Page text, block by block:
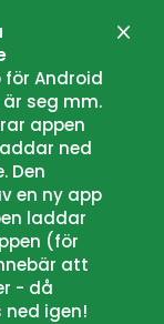
Android
seg mm.
appen
ned
Den
en ny app
laddar
(för
att
- då
igen!